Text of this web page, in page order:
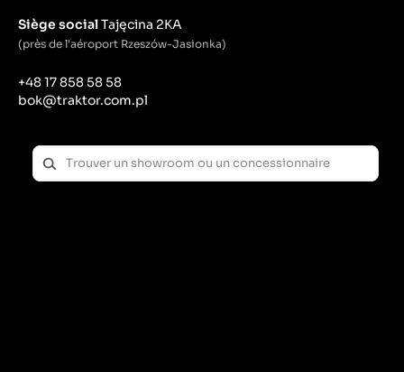
boîtiers d'appareils.
Joints statiques et dynamiques : les joints statiques
pas les unes par rapport aux autres, tandis que les
joints dynamiques sont utilisés dans les zones où
Siège socialTajęcina 2KA
(près de l'aéroport Rzeszów-Jasionka)
+48 17 858 58 58
bok@traktor.com.pl